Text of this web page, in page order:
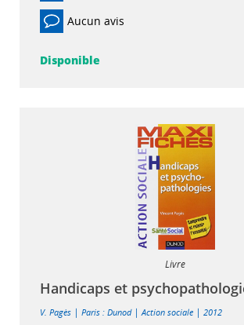
Aucun avis
Disponible
Livre
Handicaps et
V. Pagès | Paris : Dunod|Action sociale | 2012